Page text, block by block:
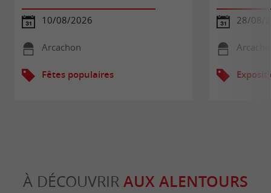
10/08/2026
Arcachon
Fêtes populaires
28/08/
À DÉCOUVRIR AUX ALENTOURS